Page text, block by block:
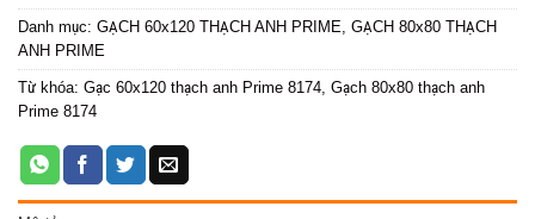
Danh mục: GẠCH 60x120 THẠCH ANH PRIME, GẠCH 80x80 THẠCH
ANH PRIME
Từ khóa: Gạc 60x120 thạch anh Prime 8174, Gạch 80x80 thạch anh
Prime 8174